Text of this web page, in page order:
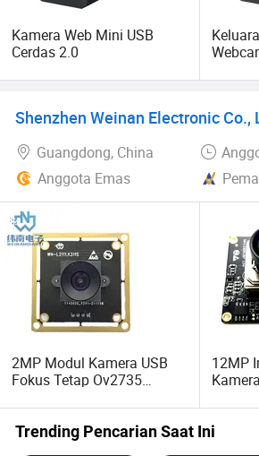
Kamera Web Mini USB
Cerdas 2.0
Shenzhen Weinan Electronic Co.,
Guangdong, China
Anggota Emas
2MP Modul Kamera USB
Fokus Tetap Ov2735
Windows Android
12MP
Trending Pencarian Saat Ini